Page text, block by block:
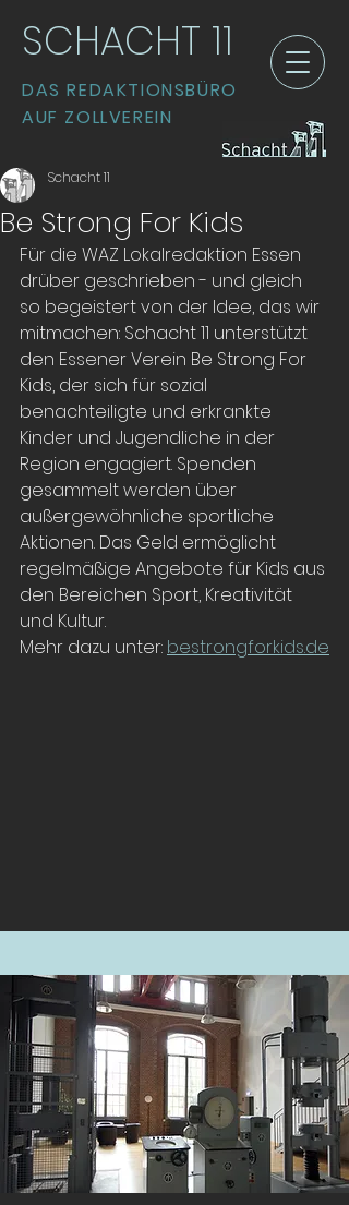
SCHACHT 11
DAS REDAKTIONSBÜRO
AUF ZOLLVEREIN
Be Strong For Kids
Schacht 11
Für die WAZ Lokalredaktion Essen
drüber geschrieben - und gleich
so begeistert von der Idee, das wir
mitmachen: Schacht 11 unterstützt
den Essener Verein Be Strong For
Kids, der sich für sozial
benachteiligte und erkrankte
Kinder und Jugendliche in der
Region engagiert. Spenden
gesammelt werden über
außergewöhnliche sportliche
Aktionen. Das Geld ermöglicht
regelmäßige Angebote für Kids aus
den Bereichen Sport, Kreativität
und Kultur.
Mehr dazu unter: bestrongforkids.de